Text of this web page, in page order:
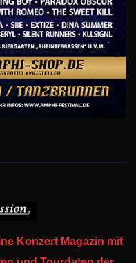
Konzert Magazin mit